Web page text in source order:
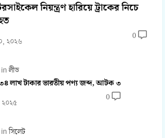
নিয়ন্ত্রণ হারিয়ে ট্রাকের নিচে
২০২৬
0
লীড
লাখ টাকার ভারতীয় পণ্য জব্দ, আটক ৩
২০২৫
0
সিলেট